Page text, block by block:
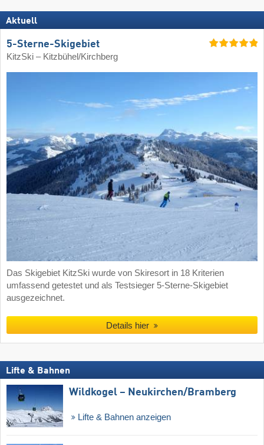
Aktuell
5-Sterne-Skigebiet
KitzSki – Kitzbühel/​Kirchberg
Das Skigebiet KitzSki wurde von Skiresort in 18 Kriterien
umfassend getestet und als Testsieger 5-Sterne-Skigebiet
ausgezeichnet.
Details hier
Lifte & Bahnen
Wildkogel – Neukirchen/​Bramberg
Lifte & Bahnen anzeigen